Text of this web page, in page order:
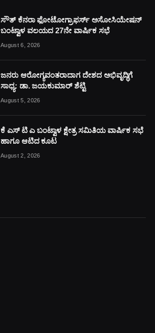
ಸೌತ್ ಕೆನರಾ ಫೋಟೋಗ್ರಾಫರ್ಸ್ ಅಸೋಸಿಯೇಷನ್
ಬಂಟ್ವಾಳ ವಲಯದ 27ನೇ ವಾರ್ಷಿಕ ಸಭೆ
August 6, 2026
ಜನರು ಆರೋಗ್ಯವಂತರಾದಾಗ ದೇಶದ ಅಭಿವೃದ್ಧಿಗೆ
ಸಾಧ್ಯ: ಡಾ. ಜಯಕುಮಾರ್ ಶೆಟ್ಟಿ
August 5, 2026
ಕೆ ಎಸ್ ಟಿ ಎ ಬಂಟ್ವಾಳ ಕ್ಷೇತ್ರ ಸಮಿತಿಯ ವಾರ್ಷಿಕ ಸಭೆ
ಹಾಗೂ ಆಟಿದ ಕೂಟ
August 2, 2026